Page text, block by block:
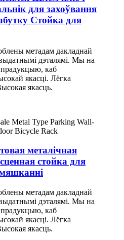
для захоўвання
Стойка для
метадам дакладнай
выдатнымі дэталямі. Мы на
прадукцыю, каб
якасці. Лёгка
якасць.
металічная
стойка для
метадам дакладнай
выдатнымі дэталямі. Мы на
прадукцыю, каб
якасці. Лёгка
якасць.